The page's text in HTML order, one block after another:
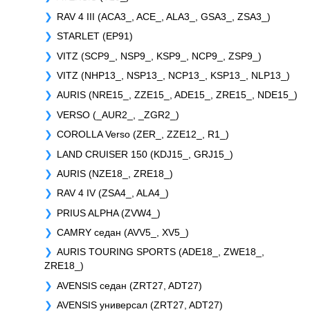
RAV 4 III (ACA3_, ACE_, ALA3_, GSA3_, ZSA3_)
STARLET (EP91)
VITZ (SCP9_, NSP9_, KSP9_, NCP9_, ZSP9_)
VITZ (NHP13_, NSP13_, NCP13_, KSP13_, NLP13_)
AURIS (NRE15_, ZZE15_, ADE15_, ZRE15_, NDE15_)
VERSO (_AUR2_, _ZGR2_)
COROLLA Verso (ZER_, ZZE12_, R1_)
LAND CRUISER 150 (KDJ15_, GRJ15_)
AURIS (NZE18_, ZRE18_)
RAV 4 IV (ZSA4_, ALA4_)
PRIUS ALPHA (ZVW4_)
CAMRY седан (AVV5_, XV5_)
AURIS TOURING SPORTS (ADE18_, ZWE18_,
ZRE18_)
AVENSIS седан (ZRT27, ADT27)
AVENSIS универсал (ZRT27, ADT27)